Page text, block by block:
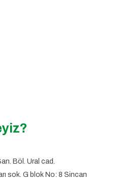
Böl. Ural cad.
sok. G blok No: 8 Sincan